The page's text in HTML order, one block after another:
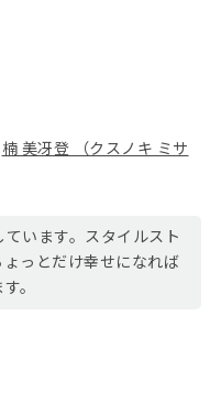
楠 美冴登 （クスノキ ミサ
います。スタイルスト
っとだけ幸せになれば
。